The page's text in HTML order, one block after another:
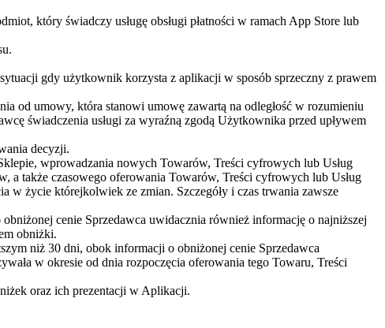
który świadczy usługę obsługi płatności w ramach App Store lub
gdy użytkownik korzysta z aplikacji w sposób sprzeczny z prawem
od umowy, która stanowi umowę zawartą na odległość w rozumieniu
świadczenia usługi za wyraźną zgodą Użytkownika przed upływem
decyzji.
wprowadzania nowych Towarów, Treści cyfrowych lub Usług
także czasowego oferowania Towarów, Treści cyfrowych lub Usług
w życie którejkolwiek ze zmian. Szczegóły i czas trwania zawsze
cenie Sprzedawca uwidacznia również informację o najniższej
obniżki.
niż 30 dni, obok informacji o obniżonej cenie Sprzedawca
w okresie od dnia rozpoczęcia oferowania tego Towaru, Treści
oraz ich prezentacji w Aplikacji.